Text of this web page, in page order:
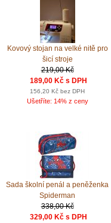
Kovový stojan na velké nitě pro
šicí stroje
219,00 Kč
189,00 Kč s DPH
156,20 Kč bez DPH
Ušetříte: 14% z ceny
Sada školní penál a peněženka
Spiderman
338,00 Kč
329,00 Kč s DPH